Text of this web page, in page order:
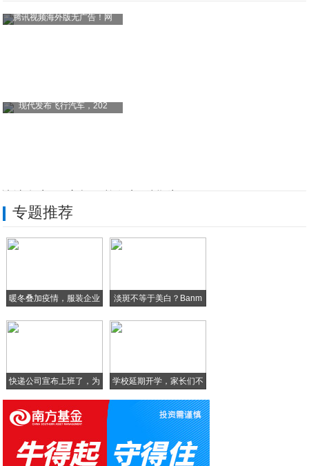
腾讯视频海外版无广告！网
现代发布飞行汽车，202
买笔记本不想入坑？来看看2019年这几款
Digi-Capital报告：苹果、Fa
专题推荐
暖冬叠加疫情，服装企业
淡斑不等于美白？Banm
快递公司宣布上班了，为
学校延期开学，家长们不